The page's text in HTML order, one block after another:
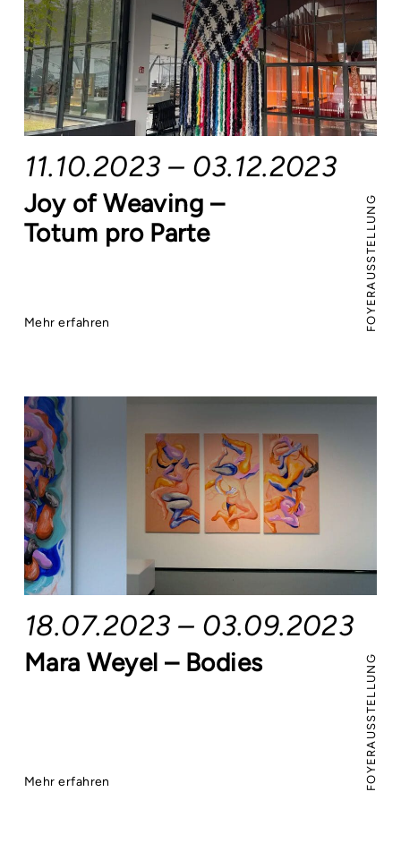
FOYERAUSSTELLUNG
11.10.2023 – 03.12.2023
Joy of Weaving –
Totum pro Parte
Mehr erfahren
FOYERAUSSTELLUNG
18.07.2023 – 03.09.2023
Mara Weyel – Bodies
Mehr erfahren